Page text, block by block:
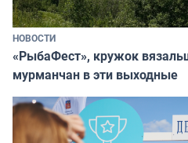
НОВОСТИ
«РыбаФест», кружок
мурманчан в эти выходные